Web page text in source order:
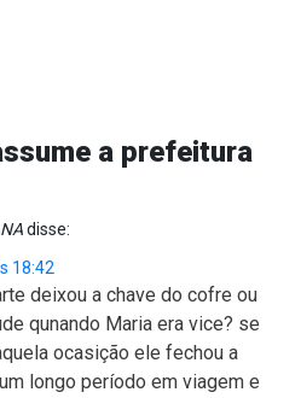
a prefeitura
disse:
18:42
deixou a chave do cofre ou
qunando Maria era vice? se
ocasição ele fechou a
longo período em viagem e